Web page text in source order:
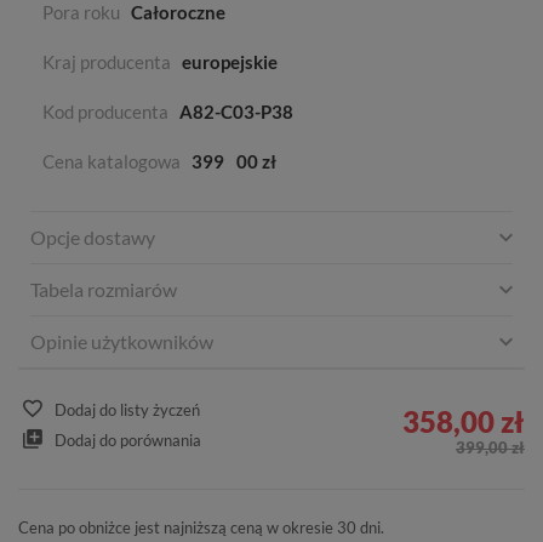
Pora roku Całoroczne
Kraj producenta europejskie
Kod producenta A82-C03-P38
Cena katalogowa 399 00 zł
Opcje dostawy
Tabela rozmiarów
Opinie użytkowników
Dodaj do listy życzeń
Dodaj do porównania
358,00 zł
399,00 zł
Cena po obniżce jest najniższą ceną w okresie 30 dni.